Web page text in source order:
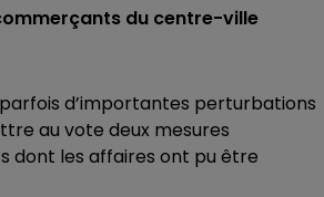
du centre-ville
d’importantes perturbations
au vote deux mesures
dont les affaires ont pu être